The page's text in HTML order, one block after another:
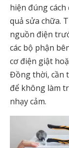
hiện đúng
quả sửa chữa.
nguồn điện
các bộ phận
cơ điện giật
Đồng thời, cần
để không làm
nhạy cảm.